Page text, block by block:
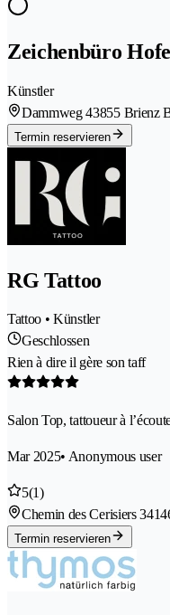
Zeichenbüro
Künstler
Dammweg 43855 Brienz
Termin reservieren
RG Tattoo
Tattoo • Künstler
Geschlossen
Rien à dire il gère son taff
Salon Top, tattoueur à
Mar 2025• Anonymous user
5(1)
Chemin des Cerisiers 34
Termin reservieren